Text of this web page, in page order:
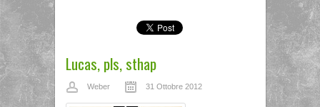
Lucas, pls, sthap
Weber 31 Ottobre 2012